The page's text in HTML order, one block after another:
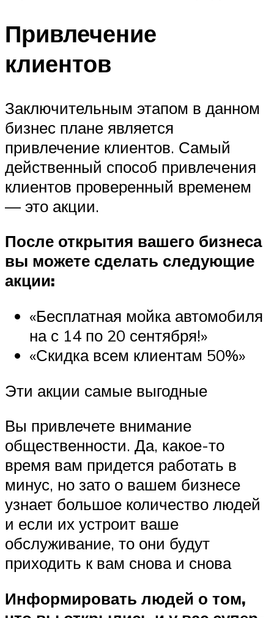
Привлечение
клиентов
Заключительным этапом в данном
бизнес плане является
привлечение клиентов. Самый
действенный способ привлечения
клиентов проверенный временем
— это акции.
После открытия вашего бизнеса
вы можете сделать следующие
акции:
«Бесплатная мойка автомобиля
на с 14 по 20 сентября!»
«Скидка всем клиентам 50%»
Эти акции самые выгодные
Вы привлечете внимание
общественности. Да, какое-то
время вам придется работать в
минус, но зато о вашем бизнесе
узнает большое количество людей
и если их устроит ваше
обслуживание, то они будут
приходить к вам снова и снова
Информировать людей о том,